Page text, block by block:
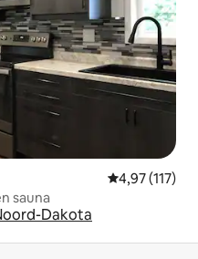
Gemiddelde
4,97 (117)
sauna
Dakota